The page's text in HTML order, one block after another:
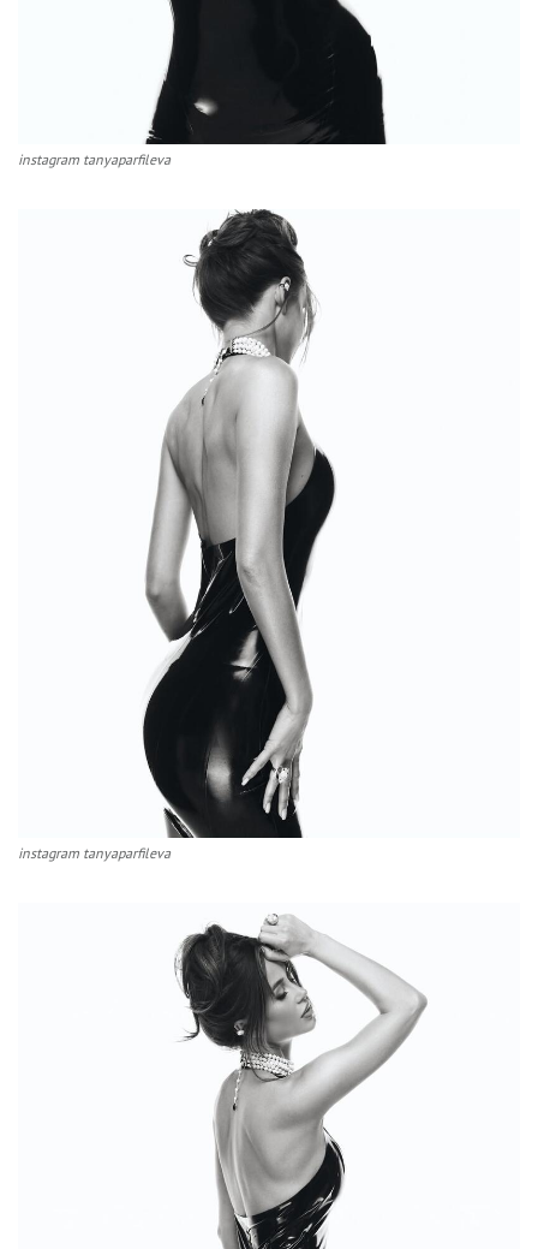
instagram tanyaparfileva
instagram tanyaparfileva